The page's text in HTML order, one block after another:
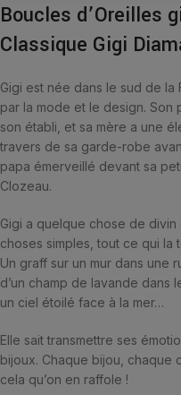
Boucles d’Oreilles
Classique Gigi
Gigi est née dans le sud de la
par la mode et le design.
son établi, et sa mère a une
travers de sa garde-robe
papa émerveillé devant sa
Clozeau.
Gigi a quelque chose de divin
choses simples, tout ce qui la
Un graff sur un mur dans une
d’un champ de lavande dans
un ciel étoilé face à la mer…
Elle sait transmettre ses
bijoux. Chaque bijou, chaque
cela qu’on en raffole !